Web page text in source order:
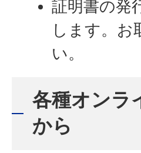
証明書の発
します。お
い。
各種オンラ
から